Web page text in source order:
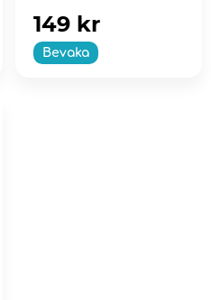
Bevaka
149 kr